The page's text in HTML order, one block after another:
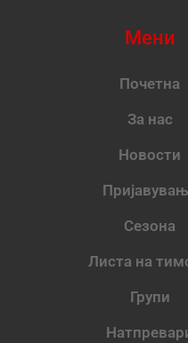
Мени
Почетна
За нас
Новости
Сезона
Листа на
Групи